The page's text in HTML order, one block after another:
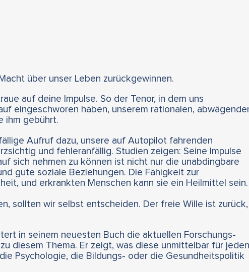
über unser Leben zurückgewinnen.
auf deine Impulse. So der Tenor, in dem uns
eingeschworen haben, unserem rationalen,
ihm gebührt.
Aufruf dazu, unsere auf Autopilot fahrenden
und fehleranfällig. Studien zeigen: Seine Impulse
sich nehmen zu können ist nicht nur die unabdingbare
gute soziale Beziehungen. Die Fähigkeit zur
und erkrankten Menschen kann sie ein Heilmittel sein.
sollten wir selbst entscheiden. Der freie Wille ist zurück,
in seinem neuesten Buch die aktuellen Forschungs-
diesem Thema. Er zeigt, was diese unmittelbar für jeden
Psychologie, die Bildungs- oder die Gesundheitspolitik